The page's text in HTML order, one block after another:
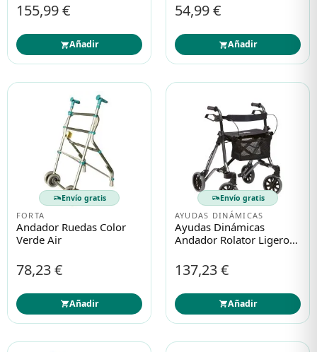
155,99 €
Añadir
54,99 €
Añadir
Envío gratis
FORTA
Andador Ruedas Color
Verde Air
78,23 €
Añadir
Envío gratis
AYUDAS DINÁMICAS
Ayudas Dinámicas
Andador Rolator Ligero
137,23 €
Añadir